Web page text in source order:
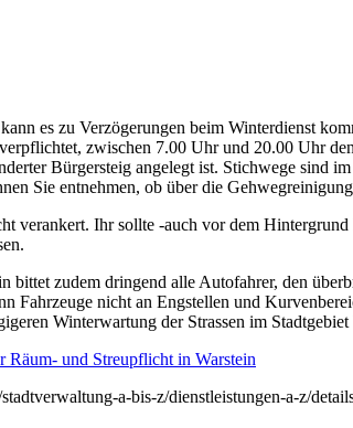
es zu Verzögerungen beim Winterdienst
zwischen 7.00 Uhr und 20.00 Uhr
Bürgersteig angelegt ist. Stichwege sind
Sie entnehmen, ob über die
verankert. Ihr sollte -auch vor dem
bittet zudem dringend alle Autofahrer, den
Fahrzeuge nicht an Engstellen und
Winterwartung der Strassen im Stadtgebiet
Räum- und Streupflicht in Warstein
a-bis-z/dienstleistungen-a-z/